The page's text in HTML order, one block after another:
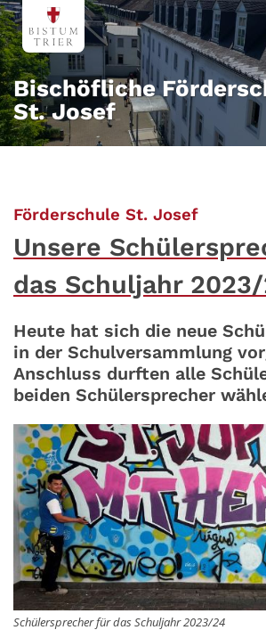
Zum Inhalt springen
Bischöfliche
St. Josef
Förderschule St. Josef:
Unsere
das Schuljahr
Heute hat sich die neue
in der Schulversammlung
Anschluss durften alle
beiden Schülersprecher
Schülersprecher für das Schuljahr 2023/24